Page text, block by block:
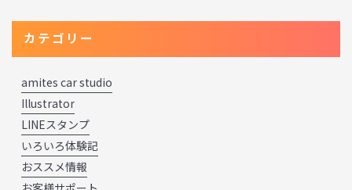
カテゴリー
amites car studio
Illustrator
LINEスタンプ
いろいろ体験記
おススメ情報